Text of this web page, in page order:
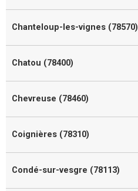
Chanteloup-les-vignes (78570)
Chatou (78400)
Chevreuse (78460)
Coignières (78310)
Condé-sur-vesgre (78113)